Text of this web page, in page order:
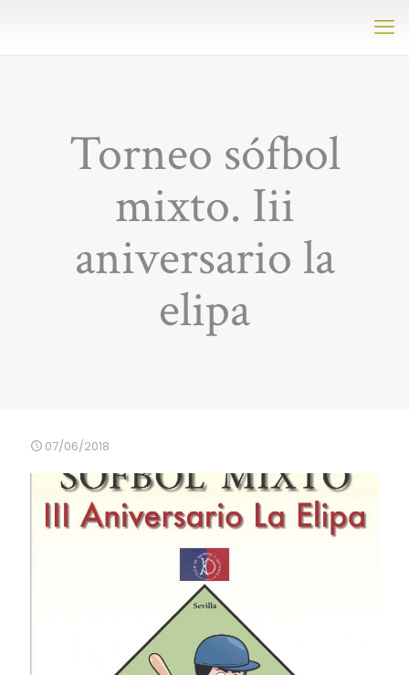
Torneo sófbol
mixto. Iii
aniversario la
elipa
07/06/2018